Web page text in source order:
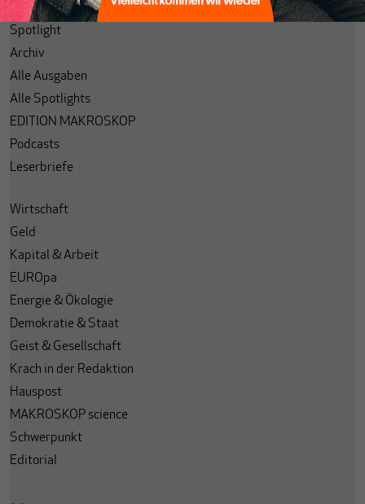
Themenhefte
Spotlight
Archiv
Alle Ausgaben
Alle Spotlights
EDITION MAKROSKOP
Podcasts
Leserbriefe
Wirtschaft
Geld
Kapital & Arbeit
EUROpa
Energie & Ökologie
Demokratie & Staat
Geist & Gesellschaft
Krach in der Redaktion
Hauspost
MAKROSKOP science
Schwerpunkt
Editorial